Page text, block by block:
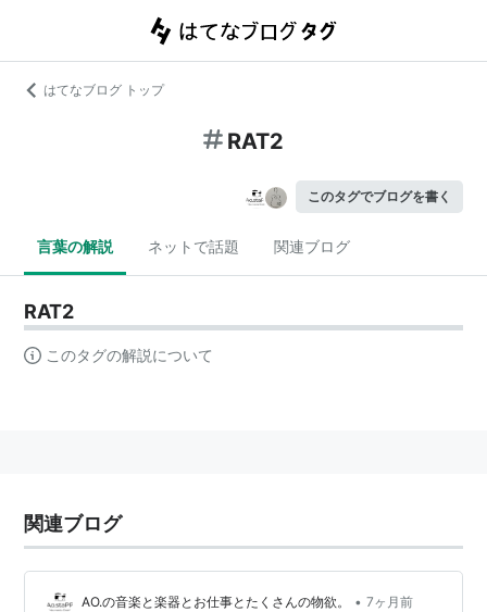
はてなブログ トップ
RAT2
このタグでブログを書く
言葉の解説 ネットで話題 関連ブログ
RAT2
このタグの解説について
関連ブログ
AO.の音楽と楽器とお仕事とたくさんの物欲。 • 7ヶ月前